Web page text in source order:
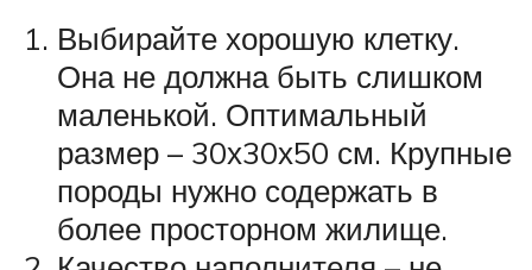
Выбирайте хорошую клетку.
Она не должна быть слишком
маленькой. Оптимальный
размер – 30х30х50 см. Крупные
породы нужно содержать в
более просторном жилище.